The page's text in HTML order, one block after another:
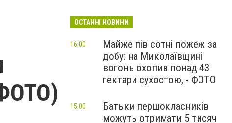
ОСТАННІ НОВИНИ
Майже пів сотні пожеж за
добу: на Миколаївщині
вогонь охопив понад 43
гектари сухостою, - ФОТО
16:00
Батьки першокласників
можуть отримати 5 тисяч
15:00